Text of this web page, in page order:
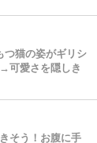
つ猫の姿がギリシ
可愛さを隠しき
そう！お腹に手